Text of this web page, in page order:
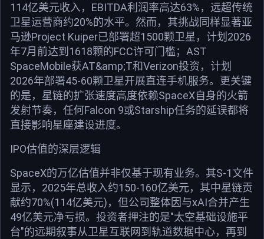
114亿美元收入，EBITDA利润率高达63%，远超传统
卫星运营商约20%的水平。然而，其挑战同样显著亚
马逊Project Kuiper已部署超1500颗卫星，计划2026
年7月前达到1618颗的FCC许可门槛；AST
SpaceMobile获AT&amp;T和Verizon投资，计划
2026年部署45-60颗卫星开展直连手机服务。更关键
的是，星链的扩张速度高度依赖SpaceX自身的火箭
发射节奏，任何Falcon 9或Starship任务的延误都将
直接影响星座建设进度。
IPO估值的深层逻辑
SpaceX的万亿估值并非仅基于现有业务。其S-1文件
显示，2025年总收入约150-160亿美元，其中星链贡
献约70%(114亿美元)，但公司整体因与xAI合并产生
49亿美元净亏损。投资者押注的是"太空基础设施平
台"的远期叙事从卫星互联网到轨道数据中心，再到